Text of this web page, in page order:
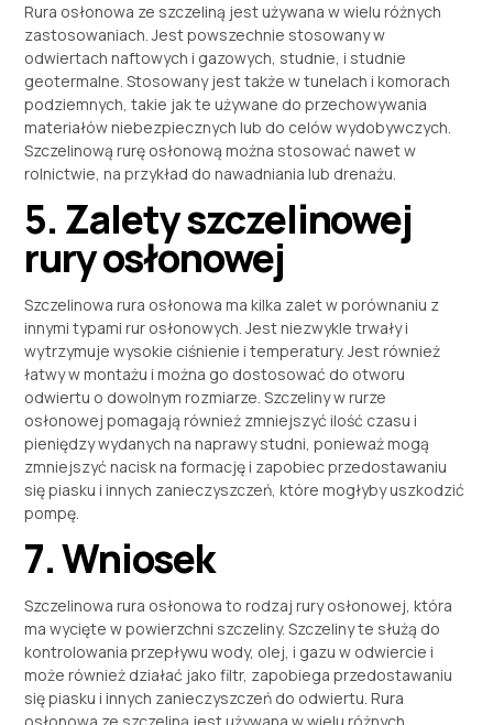
Rura osłonowa ze szczeliną jest używana w wielu różnych
zastosowaniach. Jest powszechnie stosowany w
odwiertach naftowych i gazowych, studnie, i studnie
geotermalne. Stosowany jest także w tunelach i komorach
podziemnych, takie jak te używane do przechowywania
materiałów niebezpiecznych lub do celów wydobywczych.
Szczelinową rurę osłonową można stosować nawet w
rolnictwie, na przykład do nawadniania lub drenażu.
5. Zalety szczelinowej
rury osłonowej
Szczelinowa rura osłonowa ma kilka zalet w porównaniu z
innymi typami rur osłonowych. Jest niezwykle trwały i
wytrzymuje wysokie ciśnienie i temperatury. Jest również
łatwy w montażu i można go dostosować do otworu
odwiertu o dowolnym rozmiarze. Szczeliny w rurze
osłonowej pomagają również zmniejszyć ilość czasu i
pieniędzy wydanych na naprawy studni, ponieważ mogą
zmniejszyć nacisk na formację i zapobiec przedostawaniu
się piasku i innych zanieczyszczeń, które mogłyby uszkodzić
pompę.
7. Wniosek
Szczelinowa rura osłonowa to rodzaj rury osłonowej, która
ma wycięte w powierzchni szczeliny. Szczeliny te służą do
kontrolowania przepływu wody, olej, i gazu w odwiercie i
może również działać jako filtr, zapobiega przedostawaniu
się piasku i innych zanieczyszczeń do odwiertu. Rura